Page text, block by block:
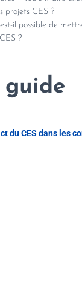
projets CES ?
il possible de
?
guide
du CES dans les